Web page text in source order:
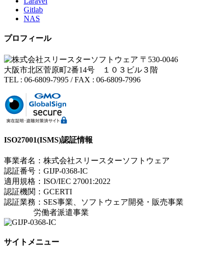
Gitlab
NAS
プロフィール
〒530-0046
大阪市北区菅原町2番14号 １０３ビル３階
TEL : 06-6809-7995 / FAX : 06-6809-7996
ISO27001(ISMS)認証情報
事業者名：株式会社スリースターソフトウェア
認証番号：GIJP-0368-IC
適用規格：ISO/IEC 27001:2022
認証機関：GCERTI
認証業務：SES事業、ソフトウェア開発・販売事業
労働者派遣事業
サイトメニュー